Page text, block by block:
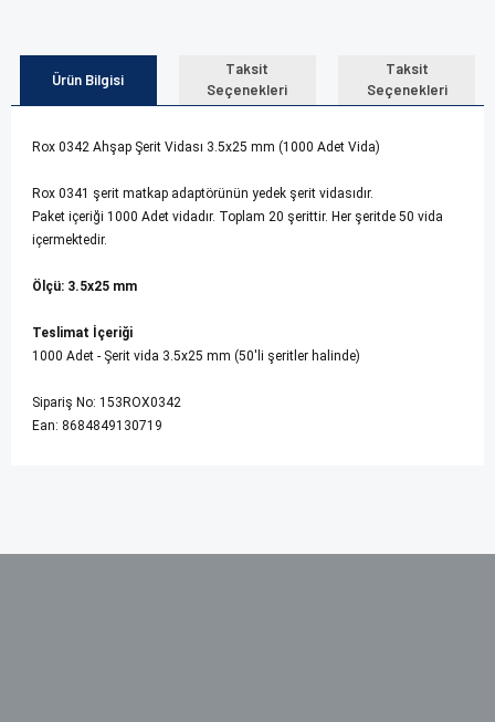
Ürün Bilgisi
Taksit
Seçenekleri
Taksit
Seçenekleri
Rox 0342 Ahşap Şerit Vidası 3.5x25 mm (1000 Adet Vida)
Rox 0341 şerit matkap adaptörünün yedek şerit vidasıdır.
Paket içeriği 1000 Adet vidadır. Toplam 20 şerittir. Her şeritde 50 vida
içermektedir.
Ölçü: 3.5x25 mm
Teslimat İçeriği
1000 Adet - Şerit vida 3.5x25 mm (50'li şeritler halinde)
Sipariş No: 153ROX0342
Ean: 8684849130719